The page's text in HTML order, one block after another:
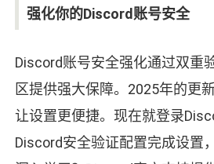
强化你的Discord账号安全
Discord账号安全强化通过双重
区提供强大保障。2025年的更
让设置更便捷。现在就登录
Discord安全验证配置完成设置